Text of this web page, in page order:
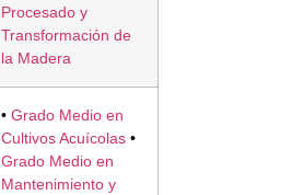
Procesado y
Transformación de
la Madera
• Grado Medio en
Cultivos Acuícolas •
Grado Medio en
Mantenimiento y